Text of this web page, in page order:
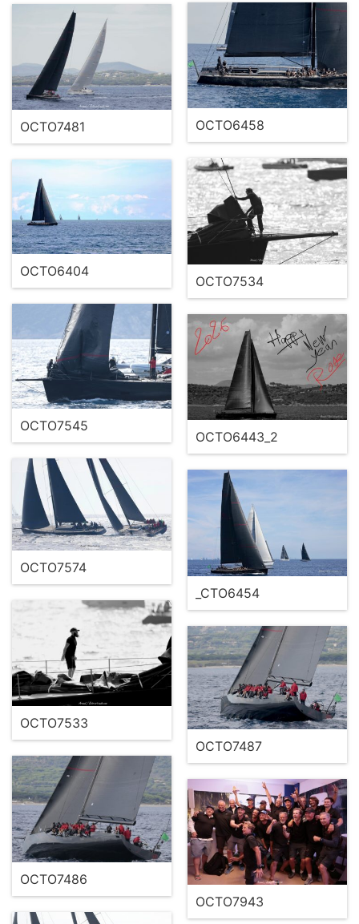
OCTO6458
OCTO7481
OCTO7534
OCTO6404
OCTO7545
OCTO6443_2
OCTO7574
_CTO6454
OCTO7533
OCTO7487
OCTO7486
OCTO7943